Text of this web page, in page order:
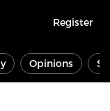
Register
Opinions